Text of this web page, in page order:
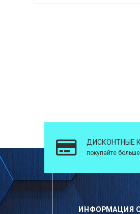
ДИСКОНТНЫЕ
покупайте
ИНФОРМАЦИЯ